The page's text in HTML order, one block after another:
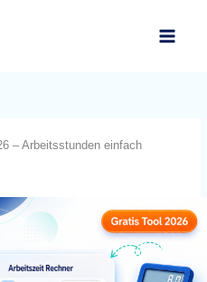
– Arbeitsstunden einfach